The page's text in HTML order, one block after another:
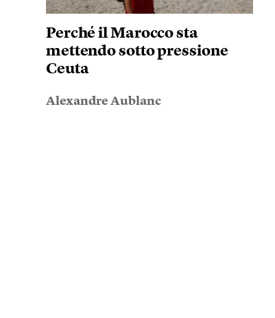
Perché il Marocco sta
mettendo sotto pressione
Ceuta
Alexandre Aublanc